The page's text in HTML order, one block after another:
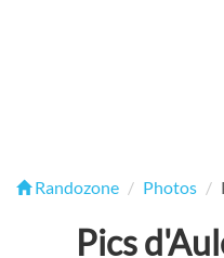
Randozone Photos
Pics